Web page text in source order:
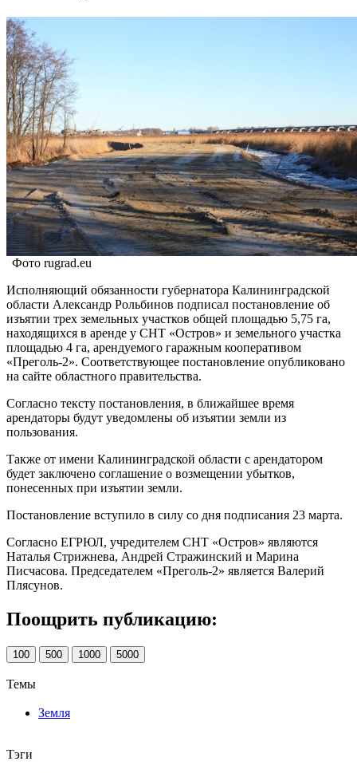
Фото rugrad.eu
Исполняющий обязанности губернатора Калининградской
области Александр Рольбинов подписал постановление об
изъятии трех земельных участков общей площадью 5,75 га,
находящихся в аренде у СНТ «Остров» и земельного участка
площадью 4 га, арендуемого гаражным кооперативом
«Преголь-2». Соответствующее постановление опубликовано
на сайте областного правительства.
Согласно тексту постановления, в ближайшее время
арендаторы будут уведомлены об изъятии земли из
пользования.
Также от имени Калининградской области с арендатором
будет заключено соглашение о возмещении убытков,
понесенных при изъятии земли.
Постановление вступило в силу со дня подписания 23 марта.
Согласно ЕГРЮЛ, учредителем СНТ «Остров» являются
Наталья Стрижнева, Андрей Стражинский и Марина
Писчасова. Председателем «Преголь-2» является Валерий
Плясунов.
Поощрить публикацию:
100 500 1000 5000
Темы
Земля
Тэги